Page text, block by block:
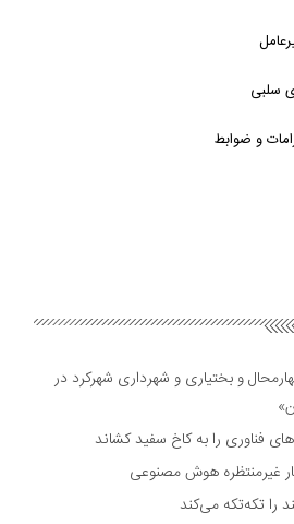
سلبی
و ضوابط
و بختیاری و شهرداری شهرکرد در
را به کاخ سفید کشاند
غیرمنتظره هوش مصنوعی
را تکه‌تکه می‌کند